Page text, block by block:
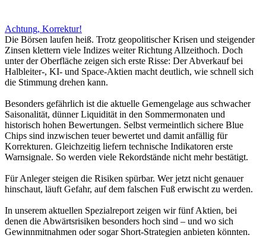
Achtung, Korrektur!
Die Börsen laufen heiß. Trotz geopolitischer Krisen und steigender
Zinsen klettern viele Indizes weiter Richtung Allzeithoch. Doch
unter der Oberfläche zeigen sich erste Risse: Der Abverkauf bei
Halbleiter-, KI- und Space-Aktien macht deutlich, wie schnell sich
die Stimmung drehen kann.
Besonders gefährlich ist die aktuelle Gemengelage aus schwacher
Saisonalität, dünner Liquidität in den Sommermonaten und
historisch hohen Bewertungen. Selbst vermeintlich sichere Blue
Chips sind inzwischen teuer bewertet und damit anfällig für
Korrekturen. Gleichzeitig liefern technische Indikatoren erste
Warnsignale. So werden viele Rekordstände nicht mehr bestätigt.
Für Anleger steigen die Risiken spürbar. Wer jetzt nicht genauer
hinschaut, läuft Gefahr, auf dem falschen Fuß erwischt zu werden.
In unserem aktuellen Spezialreport zeigen wir fünf Aktien, bei
denen die Abwärtsrisiken besonders hoch sind – und wo sich
Gewinnmitnahmen oder sogar Short-Strategien anbieten könnten.